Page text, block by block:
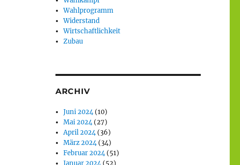
Wahlprogramm
Widerstand
Wirtschaftlichkeit
Zubau
ARCHIV
Juni 2024(10)
Mai 2024(27)
April 2024(36)
März 2024(34)
Februar 2024(51)